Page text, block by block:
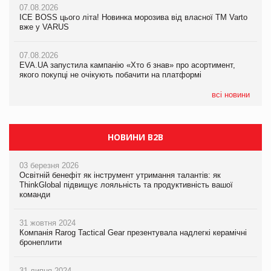
07.08.2026
ICE BOSS цього літа! Новинка морозива від власної ТМ Varto
вже у VARUS
07.08.2026
EVA.UA запустила кампанію «Хто б знав» про асортимент,
якого покупці не очікують побачити на платформі
всі новини
06.08.2026
Смачна новинка для хвостатих: у VARUS з’явилися паучі
05.08.2026
Мережа супермаркетів VARUS купує мережу магазинів
Продажі Hugo Boss впали на 9%
НОВИНИ B2B
03 березня 2026
Освітній бенефіт як інструмент утримання талантів: як
ThinkGlobal підвищує лояльність та продуктивність вашої
команди
31 жовтня 2024
Компанія Rarog Tactical Gear презентувала надлегкі керамічні
бронеплити